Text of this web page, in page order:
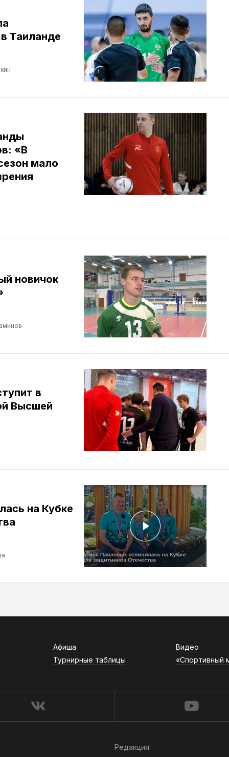
Таиланде
«В
мало
новичок
в
Высшей
на Кубке
Афиша
Видео
Турнирные таблицы
«Спортивный
Редакция: